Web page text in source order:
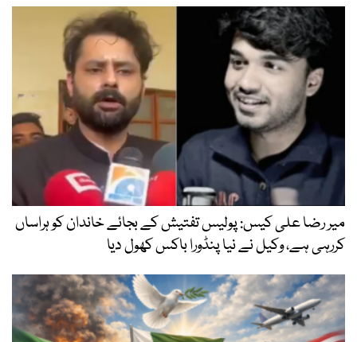
میر رضا علی کیس: پولیس تفتیش کے بجائے خاندان کو ہراساں
کررہی ہے، وکیل نے نیا پنڈورا باکس کھول دیا